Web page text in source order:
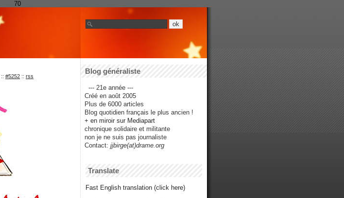
70
:: #5252 :: rss
Blog généraliste
--- 21e année ---
Créé en août 2005
Plus de 6000 articles
Blog quotidien français le plus ancien !
+ en miroir sur Mediapart
chronique solidaire et militante
non je ne suis pas journaliste
Contact: jjbirge(at)drame.org
Translate
Fast English translation (click here)